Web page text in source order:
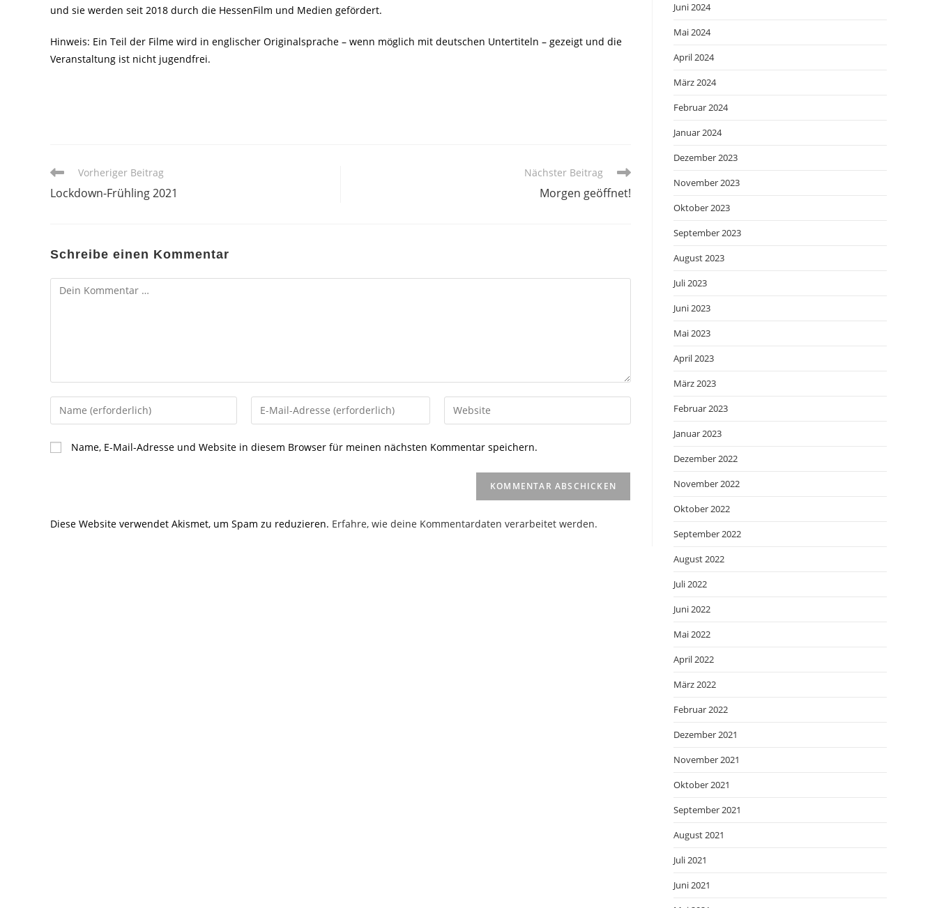
und sie werden seit 2018 durch die HessenFilm und Medien gefördert.
Hinweis: Ein Teil der Filme wird in englischer Originalsprache – wenn möglich mit deutschen Untertiteln – gezeigt und die
Veranstaltung ist nicht jugendfrei.
Weitere
ansehen
Vorheriger Beitrag
Lockdown-Frühling 2021
Nächster Beitrag
Morgen geöffnet!
Schreibe einen Kommentar
Kommentar
Gib
deinen
Namen
oder
ein
Gib
deine
ein
Gib
deine
Name, E-Mail-Adresse und Website in diesem Browser für meinen nächsten Kommentar speichern.
Diese Website verwendet Akismet, um Spam zu reduzieren. Erfahre, wie deine Kommentardaten verarbeitet werden.
Juni 2024
Mai 2024
April 2024
März 2024
Februar 2024
Januar 2024
Dezember 2023
November 2023
Oktober 2023
September 2023
August 2023
Juli 2023
Juni 2023
Mai 2023
April 2023
März 2023
Februar 2023
Januar 2023
Dezember 2022
November 2022
Oktober 2022
September 2022
August 2022
Juli 2022
Juni 2022
Mai 2022
April 2022
März 2022
Februar 2022
Dezember 2021
November 2021
Oktober 2021
September 2021
August 2021
Juli 2021
Juni 2021